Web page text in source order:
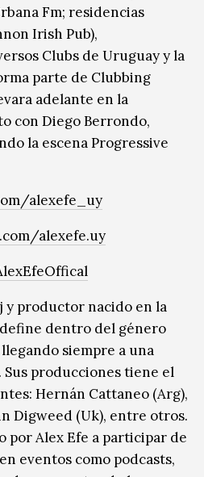
Fm; residencias
Irish Pub),
Clubs de Uruguay y la
parte de Clubbing
adelante en la
con Diego Berrondo,
la escena Progressive
alexefe_uy
alexefe.uy
y productor nacido en la
dentro del género
siempre a una
producciones tiene el
Hernán Cattaneo (Arg),
Digweed (Uk), entre otros.
por Alex Efe a participar de
eventos como podcasts,